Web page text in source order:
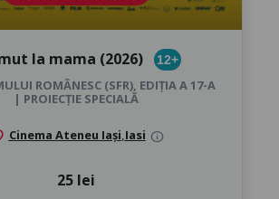
la mama (2026) 12+
ROMÂNESC (SFR), EDIȚIA A 17-A
| PROIECȚIE SPECIALĂ
Cinema Ateneu Iași,Iasi info
25 lei